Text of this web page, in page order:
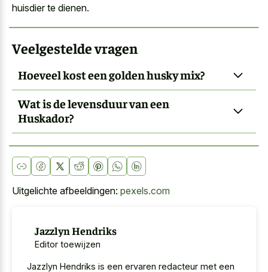
huisdier te dienen.
Veelgestelde vragen
Hoeveel kost een golden husky mix?
Wat is de levensduur van een
Huskador?
Uitgelichte afbeeldingen: pexels.com
Jazzlyn Hendriks
Editor toewijzen
Jazzlyn Hendriks is een ervaren redacteur met een